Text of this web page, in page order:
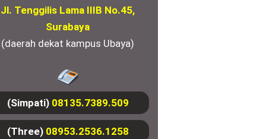
Jl. Tenggilis Lama IIIB No.45,
Surabaya
(daerah dekat kampus Ubaya)
(Simpati) 08135.7389.509
(Three) 08953.2536.1258